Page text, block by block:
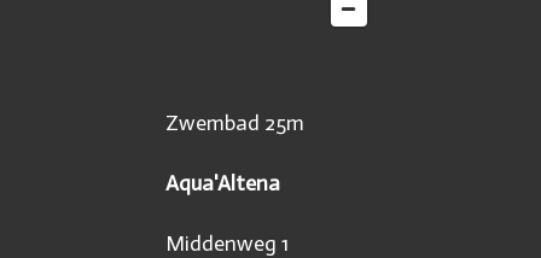
Zwembad 25m
Aqua'Altena
Middenweg 1